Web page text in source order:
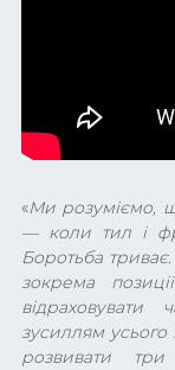
«Ми розуміємо,
— коли тил і
Боротьба
зокрема
зусиллям усього
розвивати три